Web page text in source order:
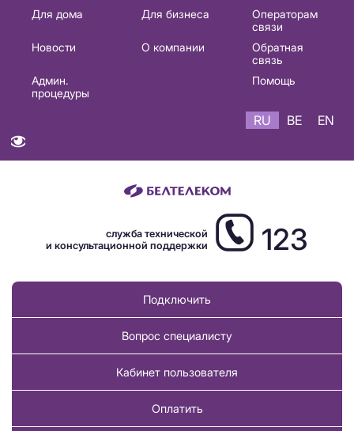
Основная
навигация
Для дома Для бизнеса
Операторам
связи
Новости
О компании
Обратная
связь
Админ.
процедуры
Помощь
RU BE EN
служба технической
и консультационной поддержки
123
Подключить
Вопрос специалисту
Кабинет пользователя
Оплатить